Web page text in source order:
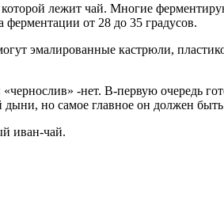
лежит чай. Многие
от 28 до 35 градусов.
эмалированные кастрюли,
-нет. В-первую очередь
но самое главное он должен
иван-чай.